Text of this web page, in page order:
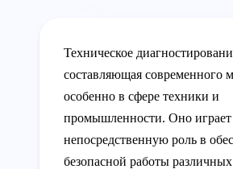
Техническое
составляющая современного
особенно в сфере техники и
промышленности. Оно играет
непосредственную роль в
безопасной работы